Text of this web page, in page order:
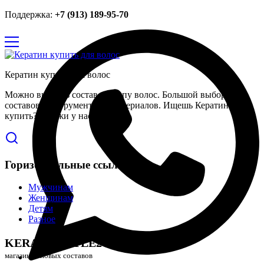
Поддержка: +7 (913) 189-95-70
Кератин купить для волос
Можно выбрать состав по типу волос. Большой выбор
составов, инструментов и материалов. Ищешь Кератин
купить? Закажи у нас.
Горизонтальные ссылки
Мужчинам
Женщинам
Детям
Разное
KERATINSTYLE24
магазин топовых составов